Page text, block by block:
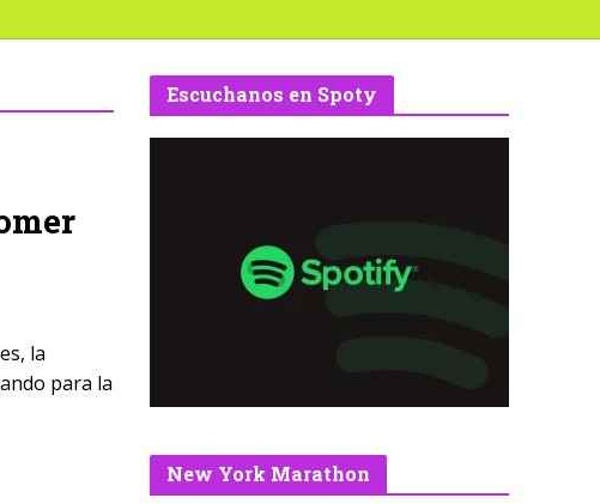
la
para la
Escuchanos en Spoty
New York Marathon